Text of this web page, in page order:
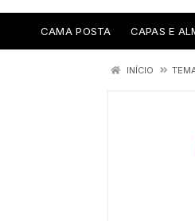
CAMA POSTA CAPAS E
INÍCIO